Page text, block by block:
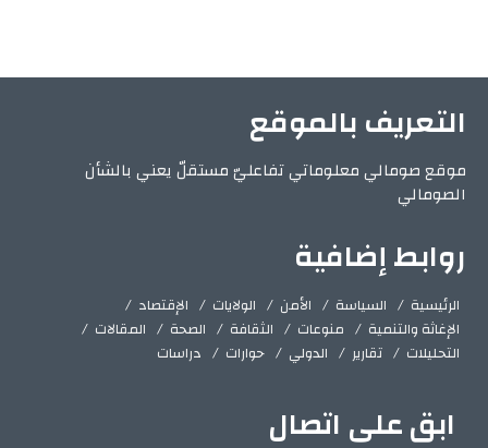
التعريف بالموقع
موقع صومالي معلوماتي تفاعليّ مستقلّ يعني بالشأن
الصومالي
روابط إضافية
الرئيسية السياسة الأمن الولايات
الإقتصاد
الإغاثة والتنمية
منوعات الثقافة الصحة
المقالات
التحليلات
تقارير الدولي حوارات دراسات
ابق على اتصال